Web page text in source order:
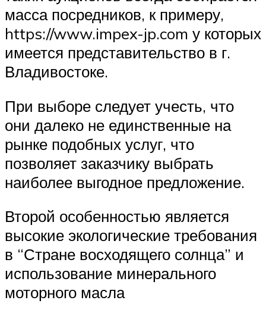
масса посредников, к примеру,
https://www.impex-jp.com у которых
имеется представительство в г.
Владивостоке.
При выборе следует учесть, что
они далеко не единственные на
рынке подобных услуг, что
позволяет заказчику выбрать
наиболее выгодное предложение.
Второй особенностью является
высокие экологические требования
в “Стране восходящего солнца” и
использование минерального
моторного масла